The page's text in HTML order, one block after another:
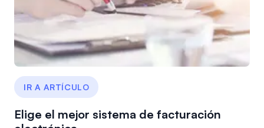
IR A ARTÍCULO
Elige el mejor sistema de facturación